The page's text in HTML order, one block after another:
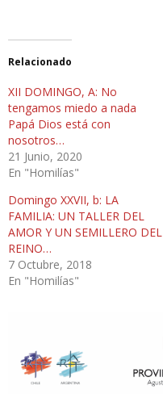
Relacionado
XII DOMINGO, A: No
tengamos miedo a nada
Papá Dios está con
nosotros…
21 Junio, 2020
En "Homilías"
Domingo XXVII, b: LA
FAMILIA: UN TALLER DEL
AMOR Y UN SEMILLERO DEL
REINO…
7 Octubre, 2018
En "Homilías"